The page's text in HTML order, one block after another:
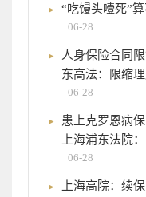
“吃馒头噎死”
06-28
人身保险合同
东高法：限缩
06-28
患上克罗恩病
上海浦东法院
06-28
上海高院：续